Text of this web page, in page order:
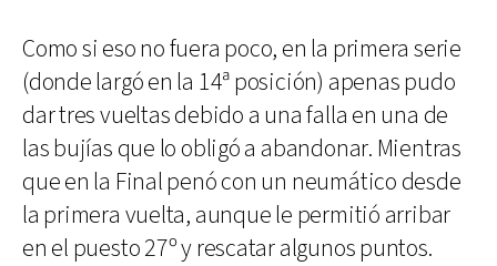
Como si eso no fuera poco, en la primera serie
(donde largó en la 14ª posición) apenas pudo
dar tres vueltas debido a una falla en una de
las bujías que lo obligó a abandonar. Mientras
que en la Final penó con un neumático desde
la primera vuelta, aunque le permitió arribar
en el puesto 27º y rescatar algunos puntos.